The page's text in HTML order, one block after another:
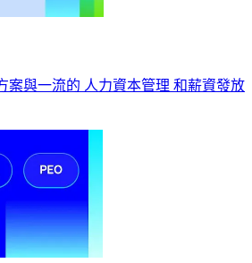
案與一流的 人力資本管理 和薪資發放